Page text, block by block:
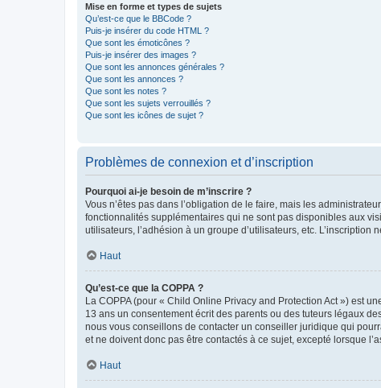
Mise en forme et types de sujets
Qu’est-ce que le BBCode ?
Puis-je insérer du code HTML ?
Que sont les émoticônes ?
Puis-je insérer des images ?
Que sont les annonces générales ?
Que sont les annonces ?
Que sont les notes ?
Que sont les sujets verrouillés ?
Que sont les icônes de sujet ?
Problèmes de connexion et d’inscription
Pourquoi ai-je besoin de m’inscrire ?
Vous n’êtes pas dans l’obligation de le faire, mais les
fonctionnalités supplémentaires qui ne sont pas disponibles aux
utilisateurs, l’adhésion à un groupe d’utilisateurs, etc. L’inscription
Haut
Qu’est-ce que la COPPA ?
La COPPA (pour « Child Online Privacy and Protection Act ») est
13 ans un consentement écrit des parents ou des tuteurs légaux
nous vous conseillons de contacter un conseiller juridique qui
et ne doivent donc pas être contactés à ce sujet, excepté lorsque
Haut